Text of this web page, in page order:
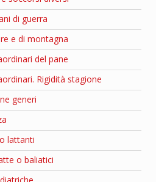
di guerra
e di montagna
del pane
Rigidità stagione
generi
lattanti
o baliatici